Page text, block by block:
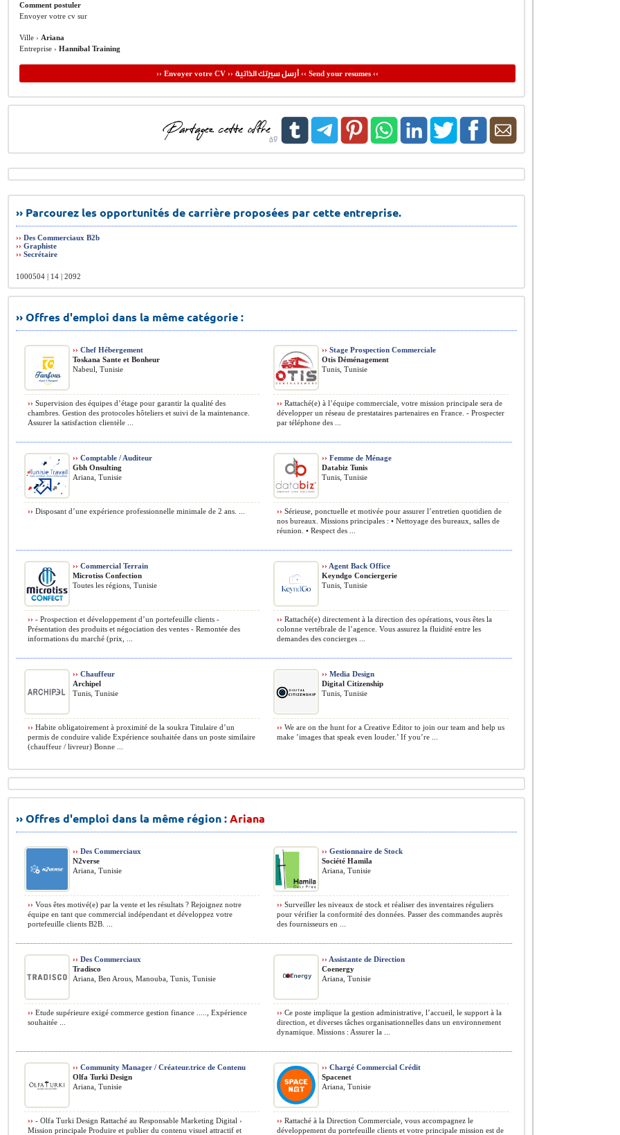
Comment postuler
Envoyer votre cv sur
Ville › Ariana
Entreprise › Hannibal Training
›› Envoyer votre CV ›› أرسل سيرتك الذاتية‹‹ Send your resumes ‹‹
›› Parcourez les opportunités de carrière proposées par cette entreprise.
›› Des Commerciaux B2b
›› Graphiste
›› Secrétaire
1000504 | 14 | 2092
›› Offres d'emploi dans la même catégorie :
›› Chef Hébergement
Toskana Sante et Bonheur
Nabeul, Tunisie
›› Supervision des équipes d’étage pour garantir la qualité des
chambres. Gestion des protocoles hôteliers et suivi de la maintenance.
Assurer la satisfaction clientèle ...
›› Stage Prospection Commerciale
Otis Déménagement
Tunis, Tunisie
›› Rattaché(e) à l’équipe commerciale, votre mission principale sera de
développer un réseau de prestataires partenaires en France. - Prospecter
par téléphone des ...
›› Comptable / Auditeur
Gbh Onsulting
Ariana, Tunisie
›› Disposant d’une expérience professionnelle minimale de 2 ans. ...
›› Femme de Ménage
Databiz Tunis
Tunis, Tunisie
›› Sérieuse, ponctuelle et motivée pour assurer l’entretien quotidien de
nos bureaux. Missions principales : • Nettoyage des bureaux, salles de
réunion. • Respect des ...
›› Commercial Terrain
Microtiss Confection
Toutes les régions, Tunisie
›› - Prospection et développement d’un portefeuille clients -
Présentation des produits et négociation des ventes - Remontée des
informations du marché (prix, ...
›› Agent Back Office
Keyndgo Conciergerie
Tunis, Tunisie
›› Rattaché(e) directement à la direction des opérations, vous êtes la
colonne vertébrale de l’agence. Vous assurez la fluidité entre les
demandes des concierges ...
›› Chauffeur
Archipel
Tunis, Tunisie
›› Habite obligatoirement à proximité de la soukra Titulaire d’un
permis de conduire valide Expérience souhaitée dans un poste similaire
(chauffeur / livreur) Bonne ...
›› Media Design
Digital Citizenship
Tunis, Tunisie
›› We are on the hunt for a Creative Editor to join our team and help us
make ’images that speak even louder.’ If you’re ...
›› Offres d'emploi dans la même région :Ariana
›› Des Commerciaux
N2verse
Ariana, Tunisie
›› Vous êtes motivé(e) par la vente et les résultats ? Rejoignez notre
équipe en tant que commercial indépendant et développez votre
portefeuille clients B2B. ...
›› Gestionnaire de Stock
Société Hamila
Ariana, Tunisie
›› Surveiller les niveaux de stock et réaliser des inventaires réguliers
pour vérifier la conformité des données. Passer des commandes auprès
des fournisseurs en ...
›› Des Commerciaux
Tradisco
Ariana, Ben Arous, Manouba, Tunis, Tunisie
›› Etude supérieure exigé commerce gestion finance ....., Expérience
souhaitée ...
›› Assistante de Direction
Coenergy
Ariana, Tunisie
›› Ce poste implique la gestion administrative, l’accueil, le support à la
direction, et diverses tâches organisationnelles dans un environnement
dynamique. Missions : Assurer la ...
›› Community Manager / Créateur.trice de Contenu
Olfa Turki Design
Ariana, Tunisie
›› - Olfa Turki Design Rattaché au Responsable Marketing Digital ›
Mission principale Produire et publier du contenu visuel attractif et
›› Chargé Commercial Crédit
Spacenet
Ariana, Tunisie
›› Rattaché à la Direction Commerciale, vous accompagnez le
développement du portefeuille clients et votre principale mission est de